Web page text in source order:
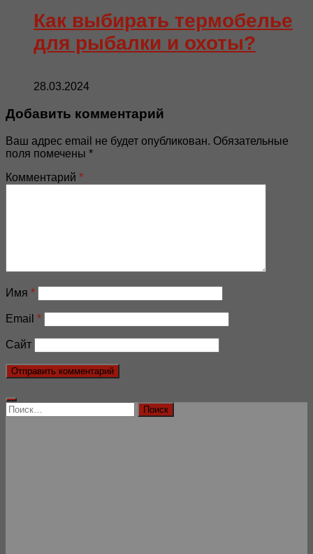
Как выбирать термобелье
для рыбалки и охоты?
28.03.2024
Добавить комментарий
Ваш адрес email не будет опубликован. Обязательные
поля помечены *
Комментарий *
Имя *
Email *
Сайт
Найти: